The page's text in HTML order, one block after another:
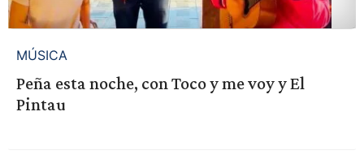
MÚSICA
Peña esta noche, con Toco y me voy y El
Pintau